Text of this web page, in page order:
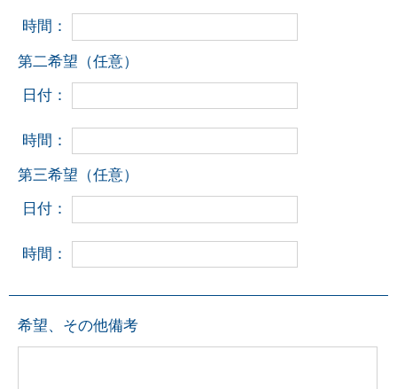
時間：
第二希望（任意）
日付：
時間：
第三希望（任意）
日付：
時間：
希望、その他備考